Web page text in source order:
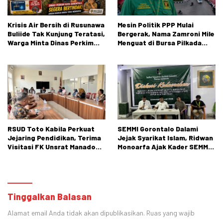
Krisis Air Bersih di Rusunawa
Buliide Tak Kunjung Teratasi,
Warga Minta Dinas Perkim
Mesin Politik PPP Mulai
Bergerak, Nama Zamroni Mile
Menguat di Bursa Pilkada
RSUD Toto Kabila Perkuat
Jejaring Pendidikan, Terima
Visitasi FK Unsrat Manado
SEMMI Gorontalo Dalami
Jejak Syarikat Islam, Ridwan
Monoarfa Ajak Kader SEMMI
Tinggalkan Balasan
Alamat email Anda tidak akan dipublikasikan. Ruas yang wajib